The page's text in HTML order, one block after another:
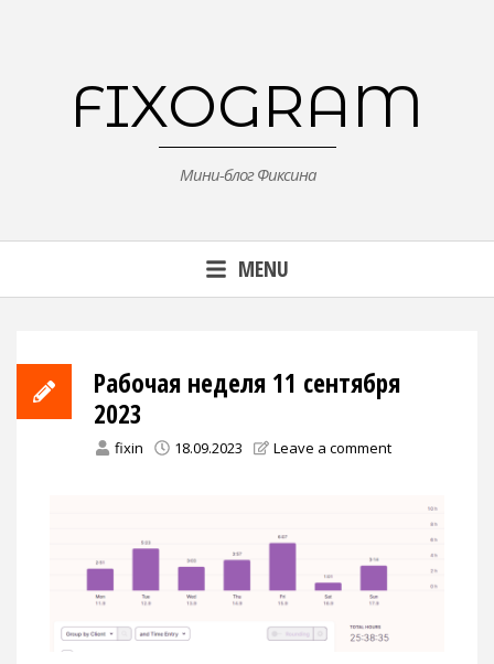
FIXOGRAM
Мини-блог Фиксина
MENU
Рабочая неделя 11 сентября
2023
fixin 18.09.2023 Leave a comment